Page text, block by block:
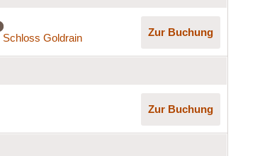
Schloss Goldrain Zur Buchung
Zur Buchung